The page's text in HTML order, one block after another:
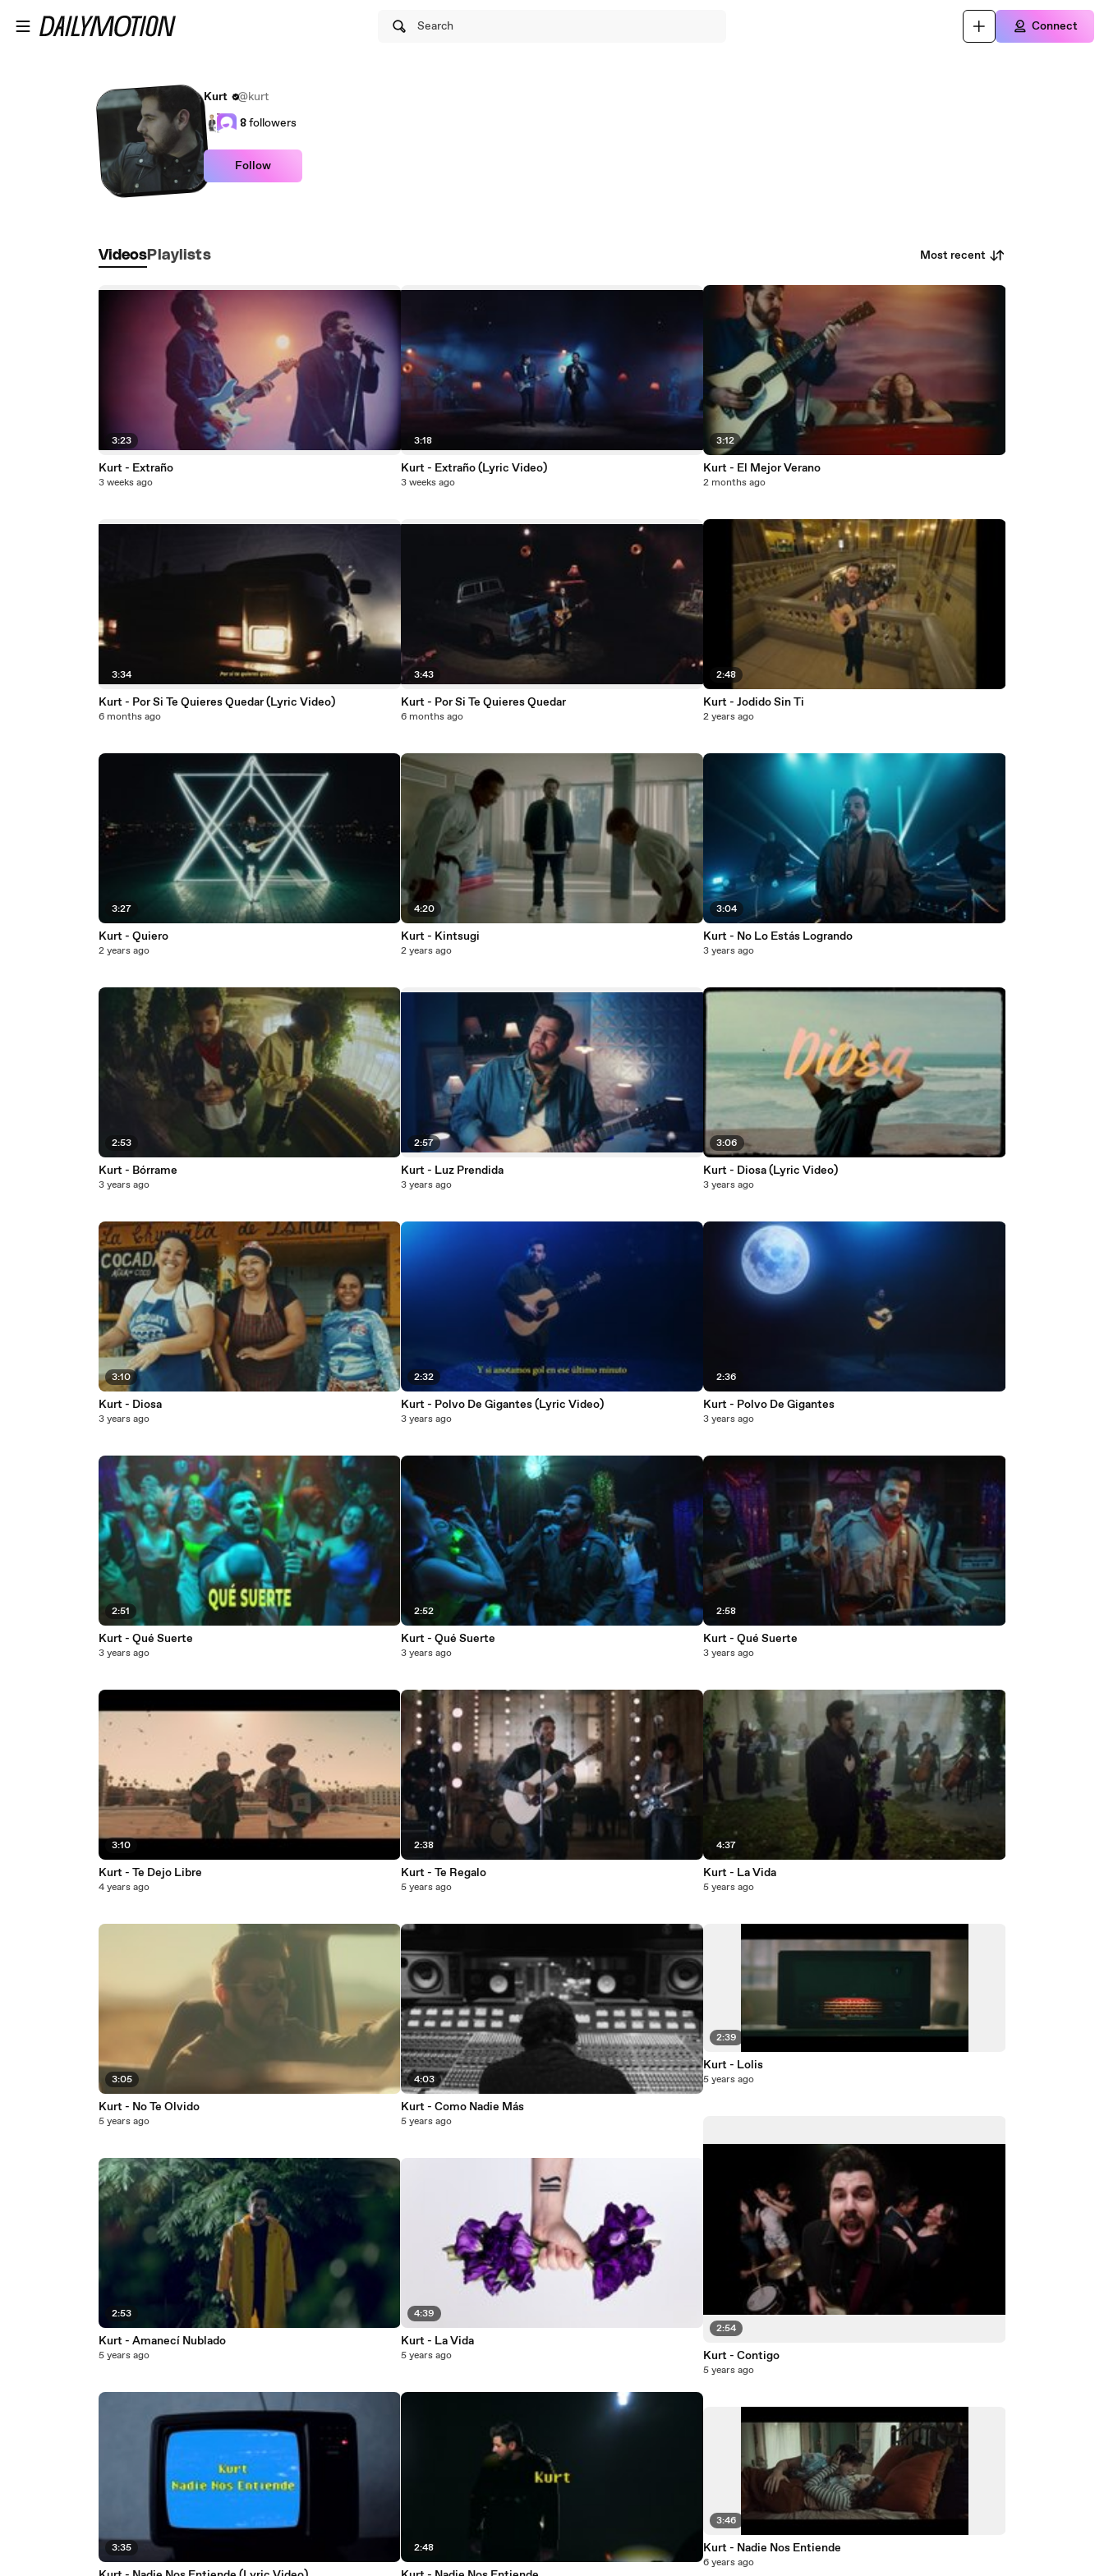
Search Connect
Kurt
@kurt
8followers
Follow
Videos Playlists Most recent
3:23
Kurt - Extraño
3 weeks ago
3:34
Kurt - Por Si Te Quieres Quedar (Lyric Video)
6 months ago
3:27
Kurt - Quiero
2 years ago
2:53
Kurt - Bórrame
3 years ago
3:10
Kurt - Diosa
3 years ago
2:51
Kurt - Qué Suerte
3 years ago
3:10
Kurt - Te Dejo Libre
4 years ago
3:05
Kurt - No Te Olvido
5 years ago
2:53
Kurt - Amanecí Nublado
5 years ago
3:35
3:18
Kurt - Extraño (Lyric Video)
3 weeks ago
3:43
Kurt - Por Si Te Quieres Quedar
6 months ago
4:20
Kurt - Kintsugi
2 years ago
2:57
Kurt - Luz Prendida
3 years ago
2:32
Kurt - Polvo De Gigantes (Lyric Video)
3 years ago
2:52
Kurt - Qué Suerte
3 years ago
2:38
Kurt - Te Regalo
5 years ago
4:03
Kurt - Como Nadie Más
5 years ago
4:39
Kurt - La Vida
5 years ago
2:48
3:12
Kurt - El Mejor Verano
2 months ago
2:48
Kurt - Jodido Sin Ti
2 years ago
3:04
Kurt - No Lo Estás Logrando
3 years ago
3:06
Kurt - Diosa (Lyric Video)
3 years ago
2:36
Kurt - Polvo De Gigantes
3 years ago
2:58
Kurt - Qué Suerte
3 years ago
4:37
Kurt - La Vida
5 years ago
2:39
Kurt - Lolis
5 years ago
2:54
Kurt - Contigo
5 years ago
3:46
Kurt - Nadie Nos Entiende
6 years ago